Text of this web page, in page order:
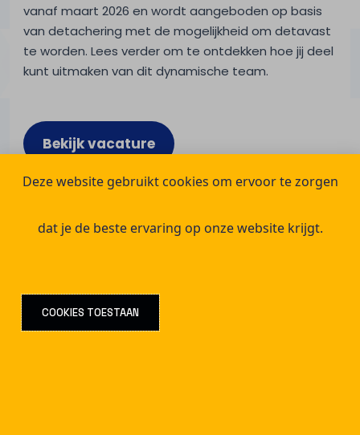
vanaf maart 2026 en wordt aangeboden op basis
van detachering met de mogelijkheid om detavast
te worden. Lees verder om te ontdekken hoe jij deel
kunt uitmaken van dit dynamische team.
Bekijk vacature
Deze website gebruikt cookies om ervoor te zorgen
dat je de beste ervaring op onze website krijgt.
COOKIES TOESTAAN